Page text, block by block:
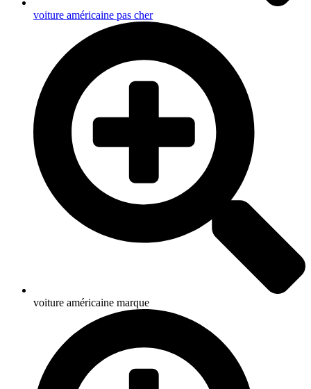
voiture américaine pas cher
voiture américaine marque